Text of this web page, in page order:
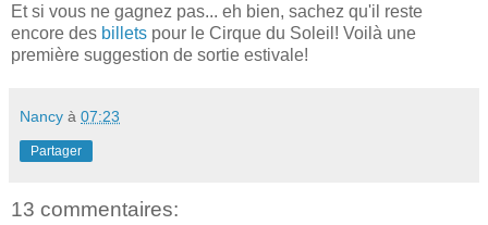
Et si vous ne gagnez pas... eh bien, sachez qu'il reste
encore des billets pour le Cirque du Soleil! Voilà une
première suggestion de sortie estivale!
Nancy à 07:23
Partager
13 commentaires: